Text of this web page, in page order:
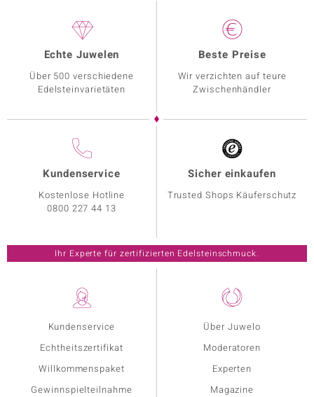
Kundenservice
Echtheitszertifikat
Willkommenspaket
Gewinnspielteilnahme
Über Juwelo
Moderatoren
Experten
Magazine
Echte Juwelen
Über 500 verschiedene
Edelsteinvarietäten
Beste Preise
Wir verzichten auf teure
Zwischenhändler
Kundenservice
Kostenlose Hotline
0800 227 44 13
Sicher einkaufen
Trusted Shops Käuferschutz
Ihr Experte für zertifizierten Edelsteinschmuck.